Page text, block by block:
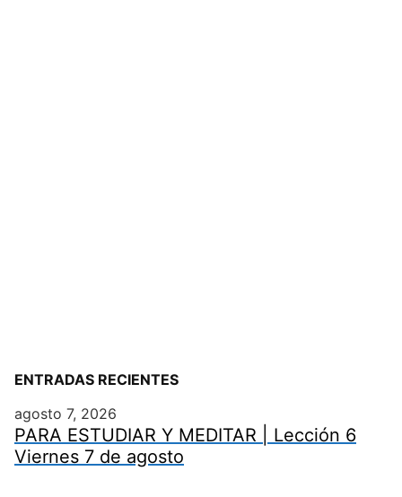
ENTRADAS RECIENTES
agosto 7, 2026
PARA ESTUDIAR Y MEDITAR | Lección 6
Viernes 7 de agosto